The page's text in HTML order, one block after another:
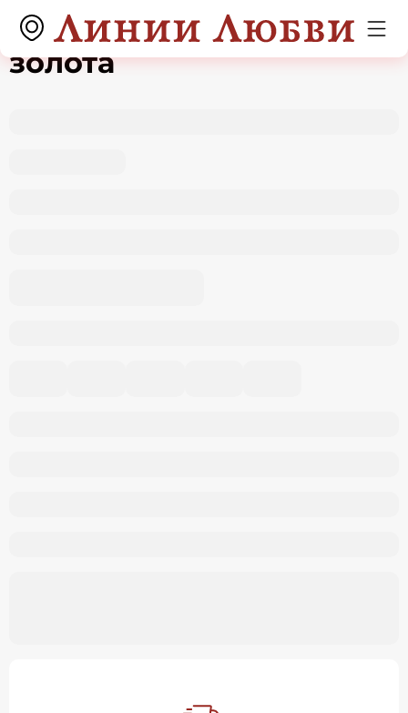
Подвеска из красного
золота